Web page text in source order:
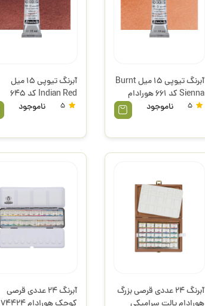
آبرنگ تیوپی 15 میل Burnt
Sienna کد 661 هورادام
سری 1 اشمینگ
ناموجود
آبرنگ تیوپی 15 میل
Indian Red کد 645
هورادام سری 1 اشمینگ
5 ناموجود
آبرنگ 24 عددی قرصی بزرگ
آبرنگ 24 عددی قرصی